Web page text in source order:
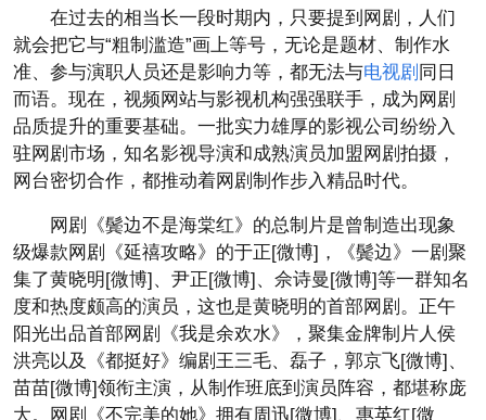
在过去的相当长一段时期内，只要提到网剧，人们
就会把它与“粗制滥造”画上等号，无论是题材、制作水
准、参与演职人员还是影响力等，都无法与电视剧 同日
而语。现在，视频网站与影视机构强强联手，成为网剧
品质提升的重要基础。一批实力雄厚的影视公司纷纷入
驻网剧市场，知名影视导演和成熟演员加盟网剧拍摄，
网台密切合作，都推动着网剧制作步入精品时代。
网剧《鬓边不是海棠红》的总制片是曾制造出现象
级爆款网剧《延禧攻略》的于正[微博]，《鬓边》一剧聚
集了黄晓明[微博]、尹正[微博]、佘诗曼[微博]等一群知名
度和热度颇高的演员，这也是黄晓明的首部网剧。正午
阳光出品首部网剧《我是余欢水》，聚集金牌制片人侯
洪亮以及《都挺好》编剧王三毛、磊子，郭京飞[微博]、
苗苗[微博]领衔主演，从制作班底到演员阵容，都堪称庞
大。网剧《不完美的她》拥有周迅[微博]、惠英红[微